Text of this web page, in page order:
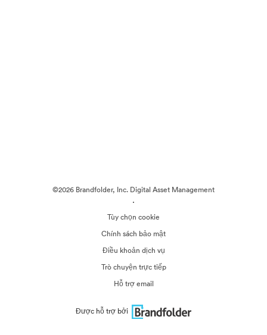
©2026 Brandfolder, Inc. Digital Asset Management
·
Tùy chọn cookie
Chính sách bảo mật
Điều khoản dịch vụ
Trò chuyện trực tiếp
Hỗ trợ email
Được hỗ trợ bởi